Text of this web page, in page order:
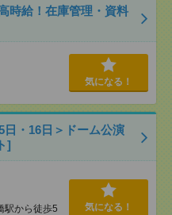
時給！在庫管理・資料
気になる！
日・16日＞ドーム公演
]
駅から徒歩5
気になる！